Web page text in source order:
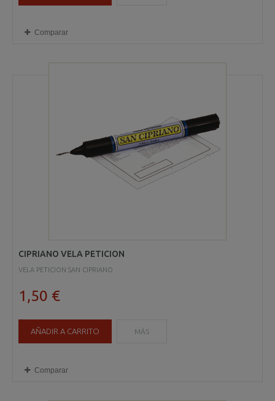
Comparar
CIPRIANO VELA PETICION
VELA PETICION SAN CIPRIANO
1,50 €
AÑADIR A CARRITO MÁS
Comparar